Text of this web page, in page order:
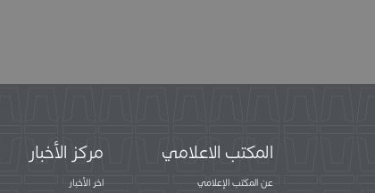
المكتب الاعلامي
عن المكتب الإعلامي
مركز الأخبار
اخر الأخبار